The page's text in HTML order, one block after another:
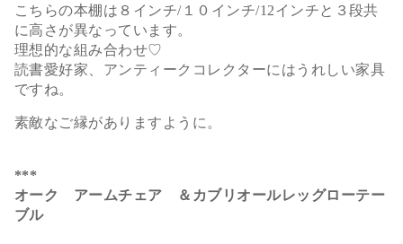
こちらの本棚は８インチ/１０インチ/12インチと３段共
に高さが異なっています。
理想的な組み合わせ♡
読書愛好家、アンティークコレクターにはうれしい家具
ですね。
素敵なご縁がありますように。
***
オーク アームチェア ＆カブリオールレッグローテー
ブル